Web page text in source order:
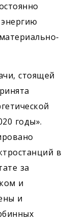
стоящей
годы».
в
за
и
и